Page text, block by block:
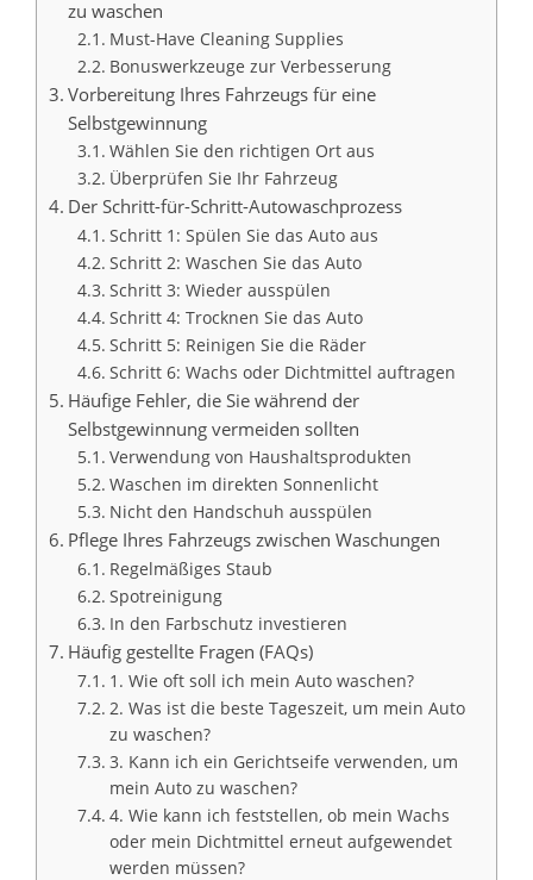
zu waschen
Must-Have Cleaning Supplies
Bonuswerkzeuge zur Verbesserung
Vorbereitung Ihres Fahrzeugs für eine
Selbstgewinnung
Wählen Sie den richtigen Ort aus
Überprüfen Sie Ihr Fahrzeug
Der Schritt-für-Schritt-Autowaschprozess
Schritt 1: Spülen Sie das Auto aus
Schritt 2: Waschen Sie das Auto
Schritt 3: Wieder ausspülen
Schritt 4: Trocknen Sie das Auto
Schritt 5: Reinigen Sie die Räder
Schritt 6: Wachs oder Dichtmittel auftragen
Häufige Fehler, die Sie während der
Selbstgewinnung vermeiden sollten
Verwendung von Haushaltsprodukten
Waschen im direkten Sonnenlicht
Nicht den Handschuh ausspülen
Pflege Ihres Fahrzeugs zwischen Waschungen
Regelmäßiges Staub
Spotreinigung
In den Farbschutz investieren
Häufig gestellte Fragen (FAQs)
1. Wie oft soll ich mein Auto waschen?
2. Was ist die beste Tageszeit, um mein Auto
zu waschen?
3. Kann ich ein Gerichtseife verwenden, um
mein Auto zu waschen?
4. Wie kann ich feststellen, ob mein Wachs
oder mein Dichtmittel erneut aufgewendet
werden müssen?